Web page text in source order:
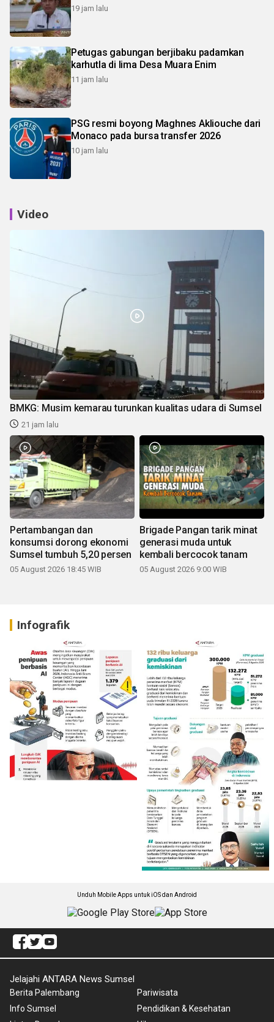
19 jam lalu
Petugas gabungan berjibaku padamkan
karhutla di lima Desa Muara Enim
11 jam lalu
PSG resmi boyong Maghnes Akliouche dari
Monaco pada bursa transfer 2026
10 jam lalu
Video
BMKG: Musim kemarau turunkan kualitas udara di Sumsel
21 jam lalu
Pertambangan dan
konsumsi dorong ekonomi
Sumsel tumbuh 5,20 persen
05 August 2026 18:45 WIB
Brigade Pangan tarik minat
generasi muda untuk
kembali bercocok tanam
05 August 2026 9:00 WIB
Infografik
Unduh Mobile Apps untuk iOS dan Android
Jelajahi ANTARA News Sumsel
Berita Palembang
Info Sumsel
Pariwisata
Pendidikan & Kesehatan